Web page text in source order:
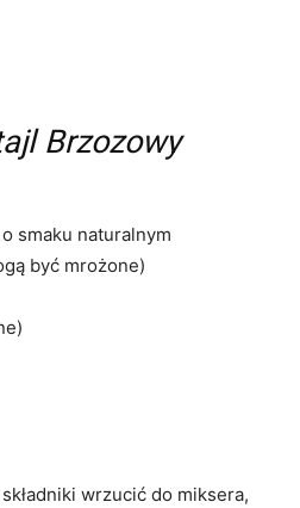
Brzozowy
smaku naturalnym
być mrożone)
wrzucić do miksera,